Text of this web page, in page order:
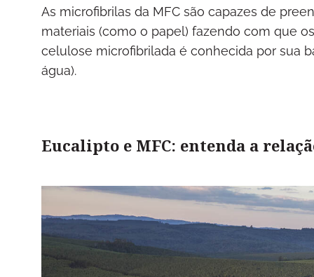
As microfibrilas da MFC são capazes de
materiais (como o papel) fazendo com que
celulose microfibrilada é conhecida por sua
água).
Eucalipto e MFC: entenda a